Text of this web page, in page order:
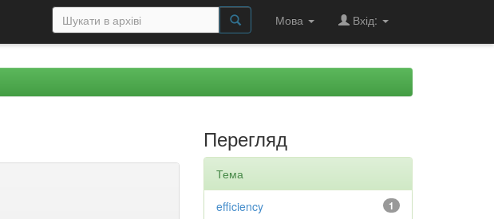
Мова Вхід:
Перегляд
Тема
1
efficiency